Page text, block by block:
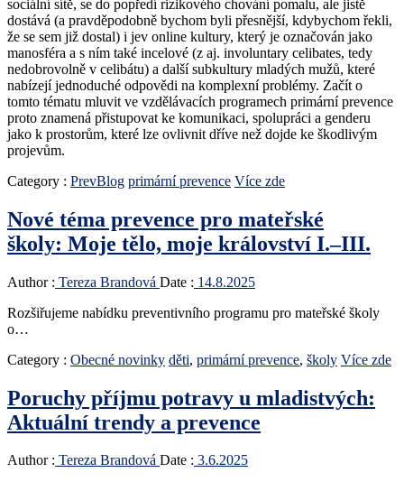
sociální sítě, se do popředí rizikového chování pomalu, ale jistě
dostává (a pravděpodobně bychom byli přesnější, kdybychom řekli,
že se sem již dostal) i jev online kultury, který je označován jako
manosféra a s ním také incelové (z aj. involuntary celibates, tedy
nedobrovolně v celibátu) a další subkultury mladých mužů, které
nabízejí jednoduché odpovědi na komplexní problémy. Začít o
tomto tématu mluvit ve vzdělávacích programech primární prevence
proto znamená přistupovat ke komunikaci, spolupráci a genderu
jako k prostorům, které lze ovlivnit dříve než dojde ke škodlivým
projevům.
Category : PrevBlog primární prevence Více zde
Nové téma prevence pro mateřské
školy: Moje tělo, moje království I.–III.
Author : Tereza Brandová Date : 14.8.2025
Rozšiřujeme nabídku preventivního programu pro mateřské školy
o…
Category : Obecné novinky děti, primární prevence, školy Více zde
Poruchy příjmu potravy u mladistvých:
Aktuální trendy a prevence
Author : Tereza Brandová Date : 3.6.2025